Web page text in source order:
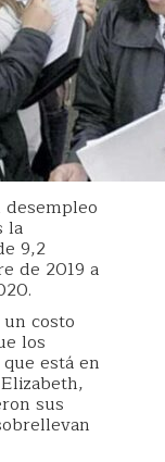
la
9,2
de 2019 a
costo
los
está en
sus